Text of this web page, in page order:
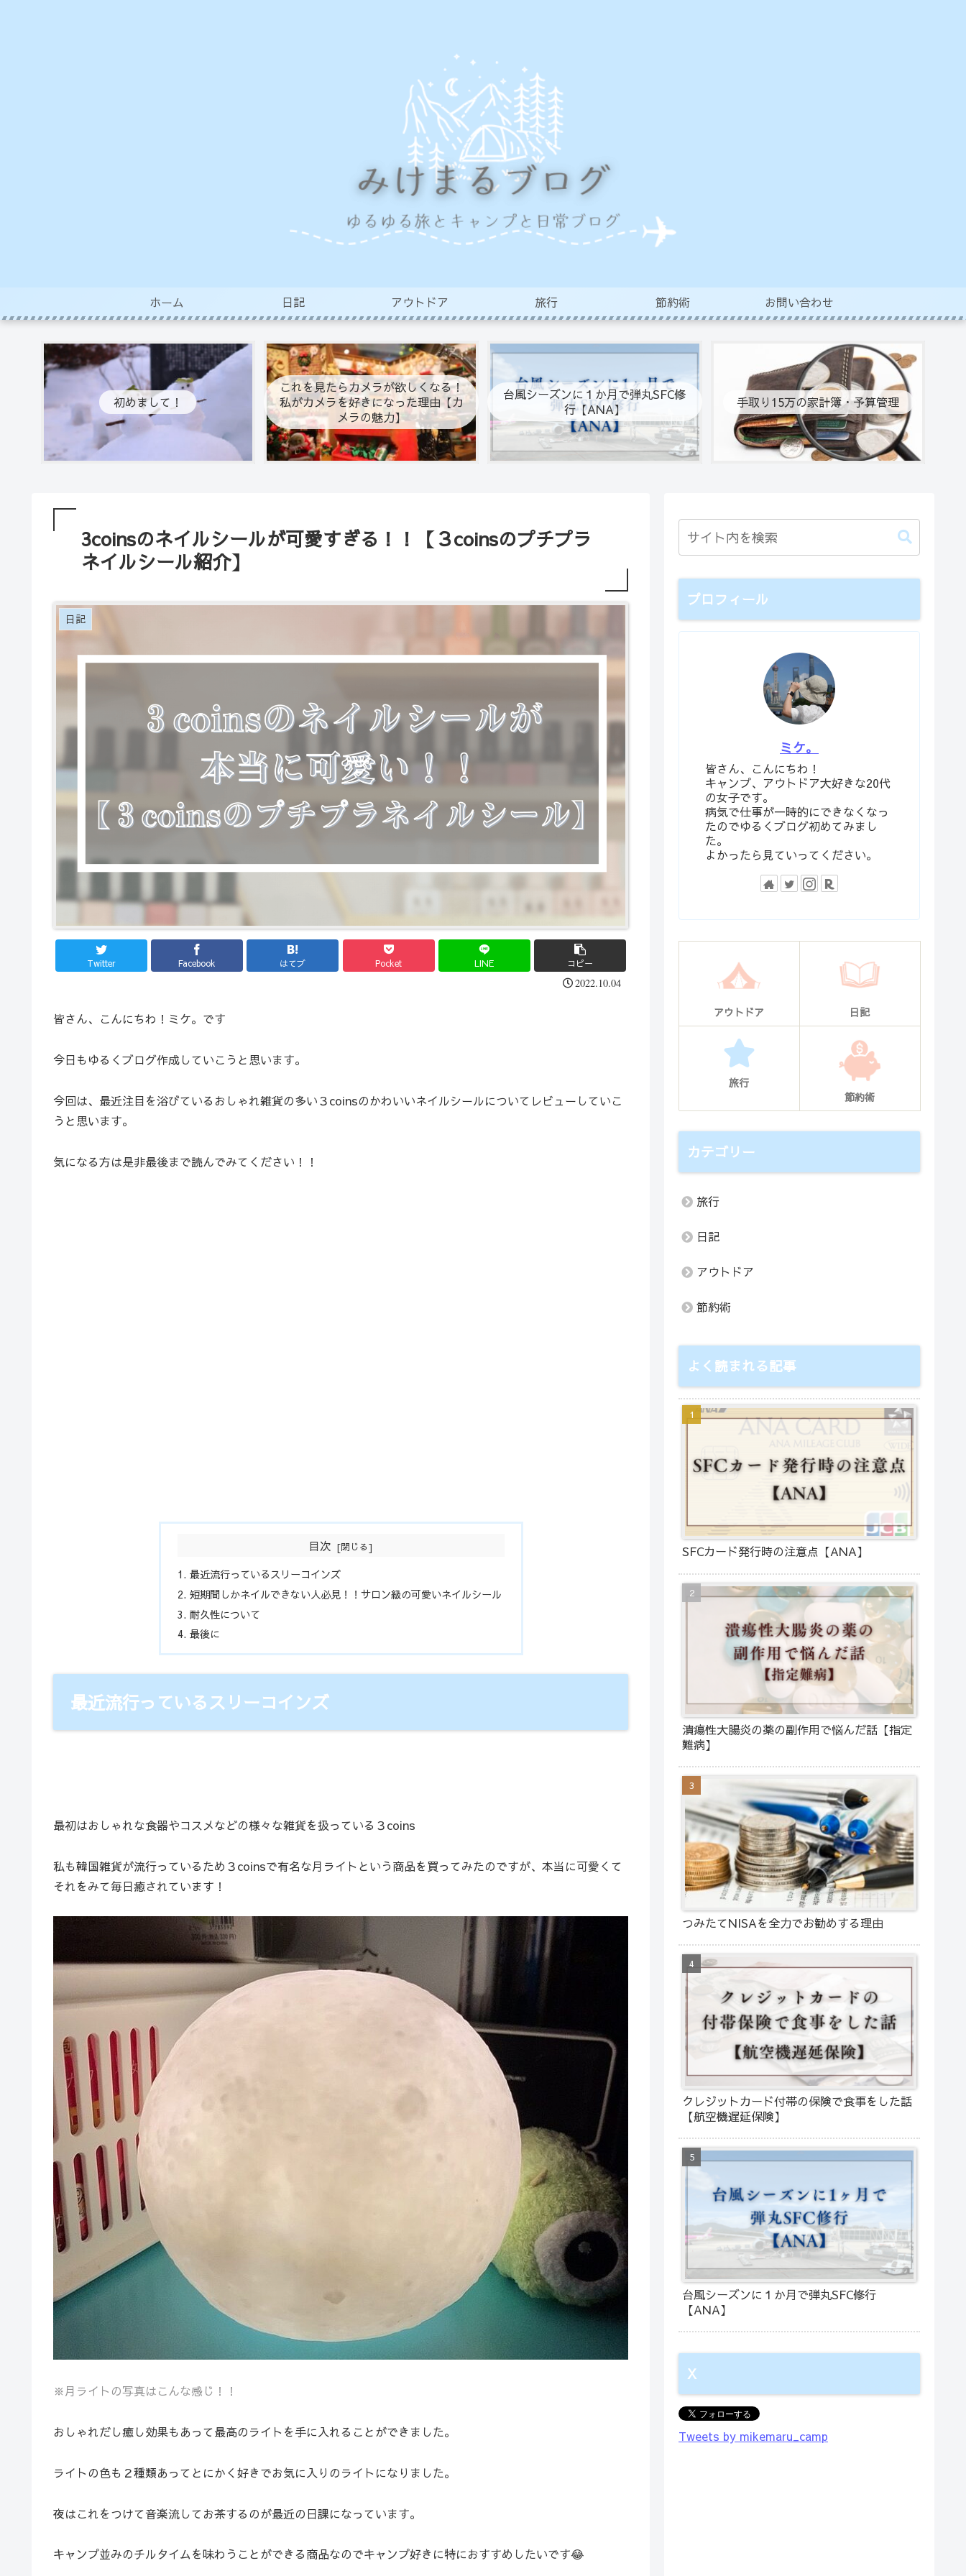
ホーム 日記 アウトドア 旅行 節約術 お問い合わせ
初めまして！
これを見たらカメラが欲しくなる！
私がカメラを好きになった理由【カ
メラの魅力】
台風シーズンに１か月で弾丸SFC修
行【ANA】
手取り15万の家計簿・予算管理
3coinsのネイルシールが可愛すぎる！！【３coinsのプチプラ
ネイルシール紹介】
日記
Twitter Facebook はてブ Pocket LINE コピー
2022.10.04
皆さん、こんにちわ！ミケ。です
今日もゆるくブログ作成していこうと思います。
今回は、最近注目を浴びているおしゃれ雑貨の多い３coinsのかわいいネイルシールについてレビューしていこ
うと思います。
気になる方は是非最後まで読んでみてください！！
目次
最近流行っているスリーコインズ
短期間しかネイルできない人必見！！サロン級の可愛いネイルシール
耐久性について
最後に
最近流行っているスリーコインズ
最初はおしゃれな食器やコスメなどの様々な雑貨を扱っている３coins
私も韓国雑貨が流行っているため３coinsで有名な月ライトという商品を買ってみたのですが、本当に可愛くて
それをみて毎日癒されています！
※月ライトの写真はこんな感じ！！
おしゃれだし癒し効果もあって最高のライトを手に入れることができました。
ライトの色も２種類あってとにかく好きでお気に入りのライトになりました。
夜はこれをつけて音楽流してお茶するのが最近の日課になっています。
キャンプ並みのチルタイムを味わうことができる商品なのでキャンプ好きに特におすすめしたいです😂
プロフィール
ミケ。
皆さん、こんにちわ！
キャンプ、アウトドア大好きな20代
の女子です。
病気で仕事が一時的にできなくなっ
たのでゆるくブログ初めてみまし
た。
よかったら見ていってください。
アウトドア 日記
旅行
節約術
カテゴリー
旅行
日記
アウトドア
節約術
よく読まれる記事
SFCカード発行時の注意点【ANA】
潰瘍性大腸炎の薬の副作用で悩んだ話【指定
難病】
つみたてNISAを全力でお勧めする理由
クレジットカード付帯の保険で食事をした話
【航空機遅延保険】
台風シーズンに１か月で弾丸SFC修行
【ANA】
X
Tweets by mikemaru_camp